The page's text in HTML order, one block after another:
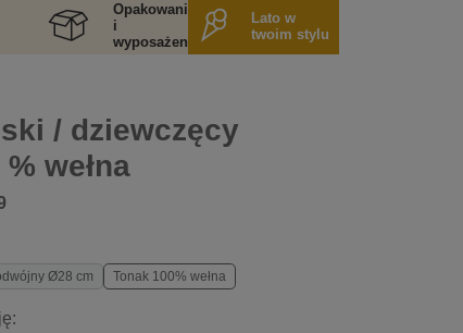
Opakowania
i
wyposażenie
Lato w
twoim stylu
/ dziewczęcy
wełna
Ø28 cm Tonak 100% wełna